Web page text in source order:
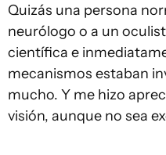
Quizás una persona
neurólogo o a un
científica e
mecanismos estaban
mucho. Y me hizo
visión, aunque no sea